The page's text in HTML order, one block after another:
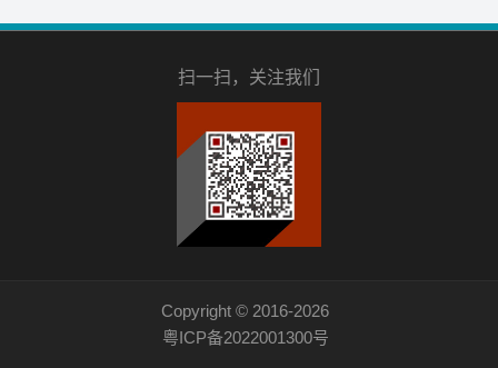
扫一扫，关注我们
Copyright © 2016-2026
粤ICP备2022001300号